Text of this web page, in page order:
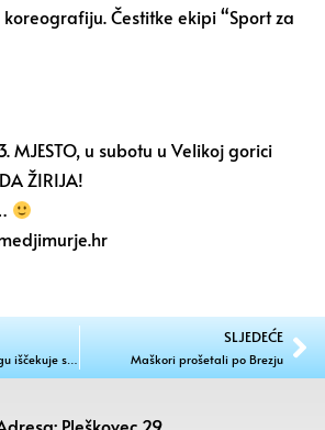
Čestitke ekipi “Sport za
MJESTO, u subotu u Velikoj gorici
ŽIRIJA!
U Svetom Jurju na Bregu iščekuje se dovršetak dvorane
SLJEDEĆE
Maškori prošetali po Brezju